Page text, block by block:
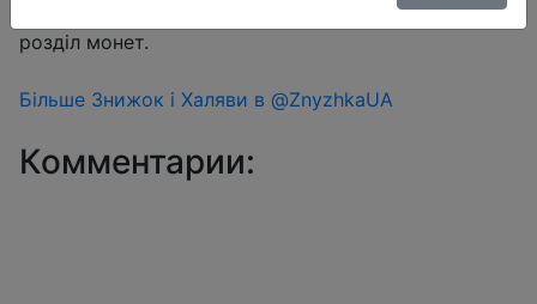
Знижка монетками 105-223 Coins у додатку через
розділ монет.
Більше Знижок і Халяви в @ZnyzhkaUA
Комментарии: